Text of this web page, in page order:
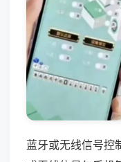
蓝牙或无线信号控